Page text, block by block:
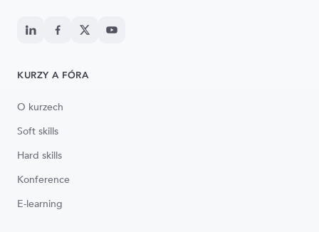
KURZY A FÓRA
O kurzech
Soft skills
Hard skills
Konference
E-learning